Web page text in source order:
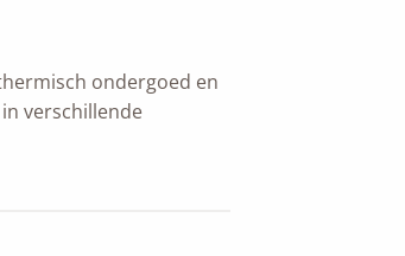
ondergoed en
verschillende